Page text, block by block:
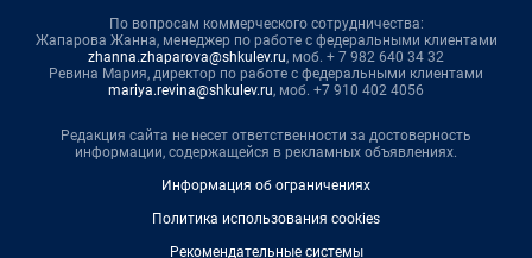
По вопросам коммерческого сотрудничества:
Жапарова Жанна, менеджер по работе с федеральными клиентами
zhanna.zhaparova@shkulev.ru, моб. + 7 982 640 34 32
Ревина Мария, директор по работе с федеральными клиентами
mariya.revina@shkulev.ru, моб. +7 910 402 4056
Редакция сайта не несет ответственности за достоверность
информации, содержащейся в рекламных объявлениях.
Информация об ограничениях
Политика использования cookies
Рекомендательные системы